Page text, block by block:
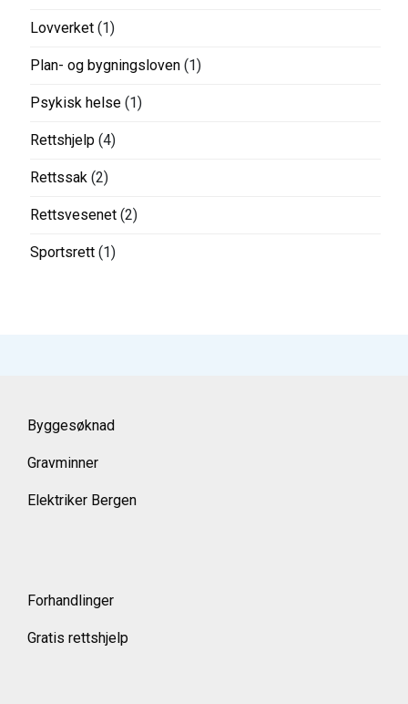
Lovverket (1)
Plan- og bygningsloven (1)
Psykisk helse (1)
Rettshjelp (4)
Rettssak (2)
Rettsvesenet (2)
Sportsrett (1)
Byggesøknad
Gravminner
Elektriker Bergen
Forhandlinger
Gratis rettshjelp